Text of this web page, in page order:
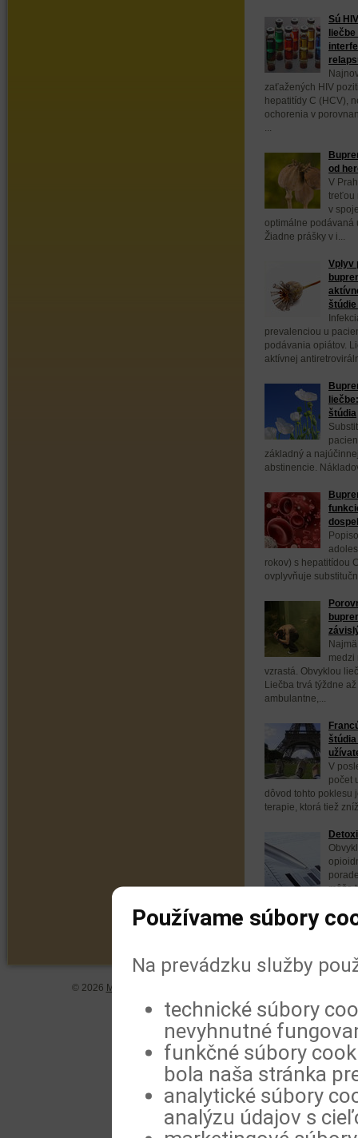
Sú
zaťažených HIV
hepatitídy C (HCV),
ochorenia v
...
od
V
treťou
v
optimálne podávaná
Žiadne prášky v i...
Vplyv
štúdie
prevalenciou u
podávania opiátov.
aktívnej
štúdia
základný a
abstinencie.
rokov) s hepatitídou
ovplyvňuje
medzi
vzrastá. Obvyklou
Liečba trvá týždne
ambulantne,...
V
počet
dôvod tohto poklesu
terapie, ktorá tiež
môže
© 2026 MeDitorial
Používame súbory
Na prevádzku služby
technické súbory
nevyhnutné
funkčné súbory
bola naša stránka
analytické súbory
analýzu údajov s